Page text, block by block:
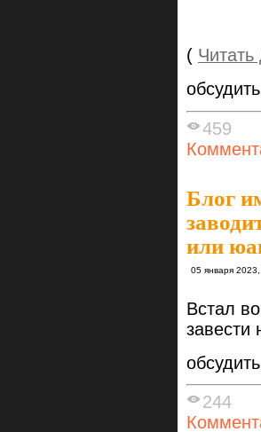
(
459
Блог
или
05 января
Встал
244